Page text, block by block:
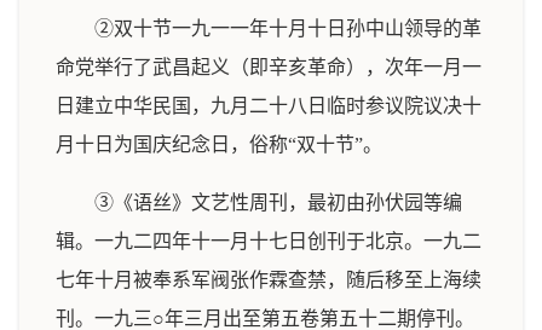
②双十节一九一一年十月十日孙中山领导的革
命党举行了武昌起义（即辛亥革命），次年一月一
日建立中华民国，九月二十八日临时参议院议决十
月十日为国庆纪念日，俗称“双十节”。
③《语丝》文艺性周刊，最初由孙伏园等编
辑。一九二四年十一月十七日创刊于北京。一九二
七年十月被奉系军阀张作霖查禁，随后移至上海续
刊。一九三○年三月出至第五卷第五十二期停刊。